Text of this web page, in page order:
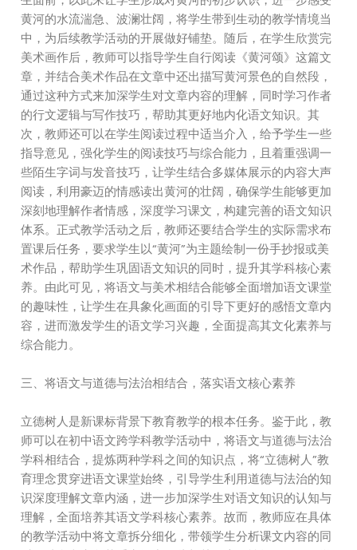
黄河的水流湍急、波澜壮阔，将学生带到生动的教学情境当
中，为后续教学活动的开展做好铺垫。随后，在学生欣赏完
美术画作后，教师可以指导学生自行阅读《黄河颂》这篇文
章，并结合美术作品在文章中还出描写黄河景色的自然段，
通过这种方式来加深学生对文章内容的理解，同时学习作者
的行文逻辑与写作技巧，帮助其更好地内化语文知识。其
次，教师还可以在学生阅读过程中适当介入，给予学生一些
指导意见，强化学生的阅读技巧与综合能力，且着重强调一
些陌生字词与发音技巧，让学生结合多媒体展示的内容大声
阅读，利用豪迈的情感读出黄河的壮阔，确保学生能够更加
深刻地理解作者情感，深度学习课文，构建完善的语文知识
体系。正式教学活动之后，教师还要结合学生的实际需求布
置课后任务，要求学生以“黄河”为主题绘制一份手抄报或美
术作品，帮助学生巩固语文知识的同时，提升其学科核心素
养。由此可见，将语文与美术相结合能够全面增加语文课堂
的趣味性，让学生在具象化画面的引导下更好的感悟文章内
容，进而激发学生的语文学习兴趣，全面提高其文化素养与
综合能力。
三、将语文与道德与法治相结合，落实语文核心素养
立德树人是新课标背景下教育教学的根本任务。鉴于此，教
师可以在初中语文跨学科教学活动中，将语文与道德与法治
学科相结合，提炼两种学科之间的知识点，将“立德树人”教
育理念贯穿进语文课堂始终，引导学生利用道德与法治的知
识深度理解文章内涵，进一步加深学生对语文知识的认知与
理解，全面培养其语文学科核心素养。故而，教师应在具体
的教学活动中将文章拆分细化，带领学生分析课文内容的同